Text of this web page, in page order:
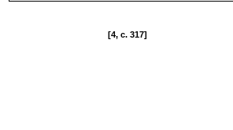
[4, c. 317]